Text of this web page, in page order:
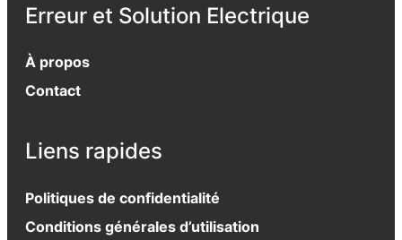
Erreur et Solution Electrique
À propos
Contact
Liens rapides
Politiques de confidentialité
Conditions générales d’utilisation